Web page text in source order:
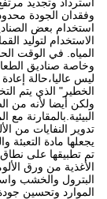
وفقدان الجودة
استخدام بعض
الاستخدام لتوليد
المياه. في الوقت
وخاصة صناديق
ليس عاليا،حالة
الخطير" الذي يتم
ولكن أيضا لأنه من
البيئية.بالمقارنة مع
تدوير النفايات من
يجعلها مادة التعبئة
تم تطبيقها على
الأغذية من ورق
البترول والخشب
الموارد وتحسين جودة